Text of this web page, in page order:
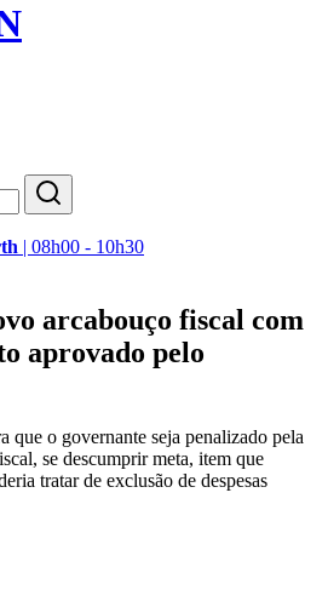
| 08h00 - 10h30
arcabouço fiscal com
aprovado pelo
que o governante seja penalizado pela
se descumprir meta, item que
tratar de exclusão de despesas